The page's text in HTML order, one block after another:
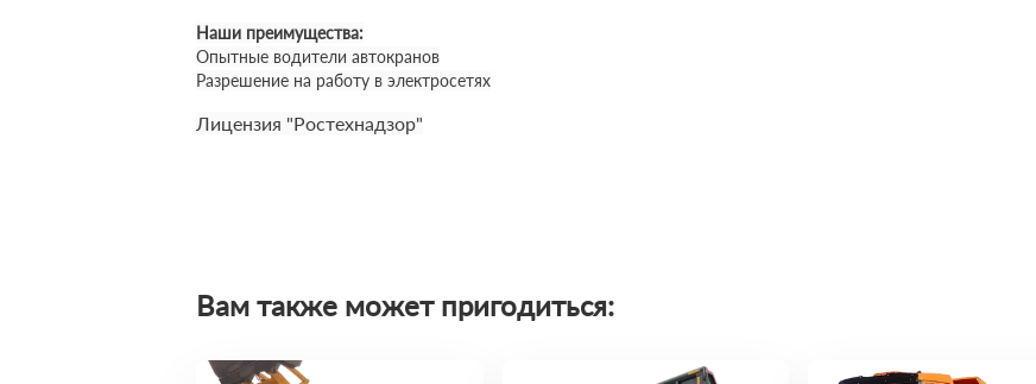
Наши преимущества:
Опытные водители автокранов
Разрешение на работу в электросетях
Лицензия "Ростехнадзор"
Вам также может пригодиться: